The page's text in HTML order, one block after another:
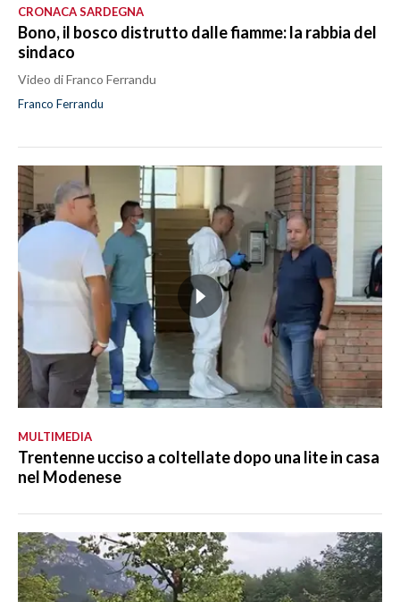
CRONACA SARDEGNA
Bono, il bosco distrutto dalle fiamme: la rabbia del
sindaco
Video di Franco Ferrandu
Franco Ferrandu
MULTIMEDIA
Trentenne ucciso a coltellate dopo una lite in casa
nel Modenese